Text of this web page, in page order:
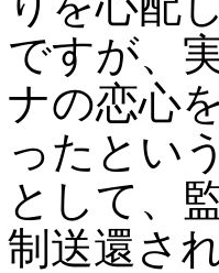
ですが、
ナの恋心
ったとい
として、
制送還さ